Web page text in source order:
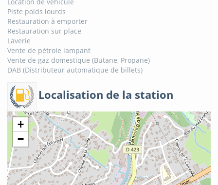
Piste poids lourds
Restauration à emporter
Restauration sur place
Laverie
Vente de pétrole lampant
Vente de gaz domestique (Butane, Propane)
DAB (Distributeur automatique de billets)
Localisation de la station
+
−